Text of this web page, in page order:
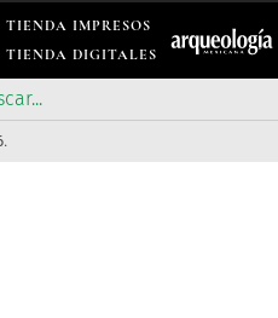
TIENDA IMPRESOS
TIENDA DIGITALES